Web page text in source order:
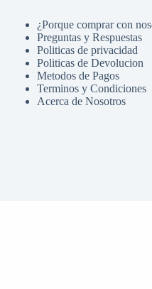
¿Porque comprar con
Preguntas y Respuestas
Politicas de privacidad
Politicas de Devolucion
Metodos de Pagos
Terminos y Condiciones
Acerca de Nosotros